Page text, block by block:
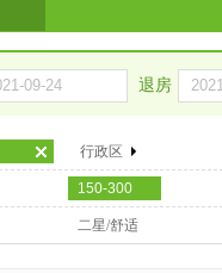
退房
行政区
150-300
二星/舒适